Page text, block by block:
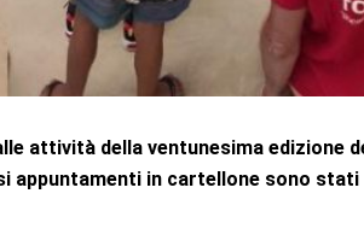
attività della ventunesima edizione
appuntamenti in cartellone sono